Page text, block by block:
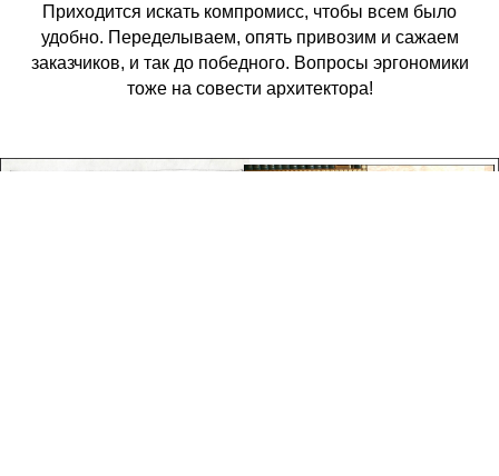
Приходится искать компромисс, чтобы всем было
удобно. Переделываем, опять привозим и сажаем
заказчиков, и так до победного. Вопросы эргономики
тоже на совести архитектора!